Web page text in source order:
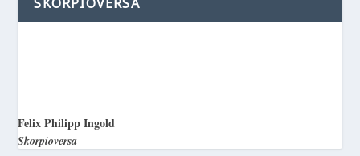
Felix Philipp Ingold
Skorpioversa